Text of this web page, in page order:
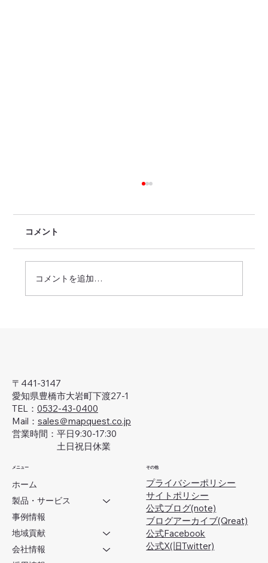
コメント
コメントを追加…
〒441-3147
愛知県豊橋市大岩町下渡27-1
TEL： 0532-43-0400
Mail： sales＠mapquest.co.jp
営業時間：平日9:30-17:30
土日祝日休業
メニュー
ホーム
製品・サービス
事例情報
地域貢献
会社情報
その他
プライバシーポリシー
サイトポリシー
公式ブログ(note)
ブログアーカイブ(Qreat)
​公式Facebook
公式X(旧Twitter)